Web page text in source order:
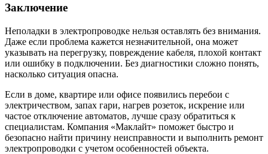
Заключение
Неполадки в электропроводке нельзя оставлять без внимания.
Даже если проблема кажется незначительной, она может
указывать на перегрузку, повреждение кабеля, плохой контакт
или ошибку в подключении. Без диагностики сложно понять,
насколько ситуация опасна.
Если в доме, квартире или офисе появились перебои с
электричеством, запах гари, нагрев розеток, искрение или
частое отключение автоматов, лучше сразу обратиться к
специалистам. Компания «Маклайт» поможет быстро и
безопасно найти причину неисправности и выполнить ремонт
электропроводки с учетом особенностей объекта.